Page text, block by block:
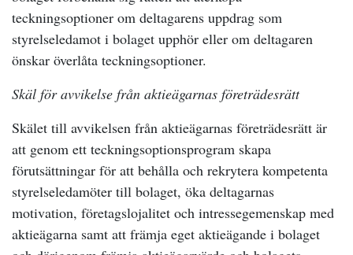
teckningsoptioner om deltagarens uppdrag som
styrelseledamot i bolaget upphör eller om deltagaren
önskar överlåta teckningsoptioner.
Skäl för avvikelse från aktieägarnas företrädesrätt
Skälet till avvikelsen från aktieägarnas företrädesrätt är
att genom ett teckningsoptionsprogram skapa
förutsättningar för att behålla och rekrytera kompetenta
styrelseledamöter till bolaget, öka deltagarnas
motivation, företagslojalitet och intressegemenskap med
aktieägarna samt att främja eget aktieägande i bolaget